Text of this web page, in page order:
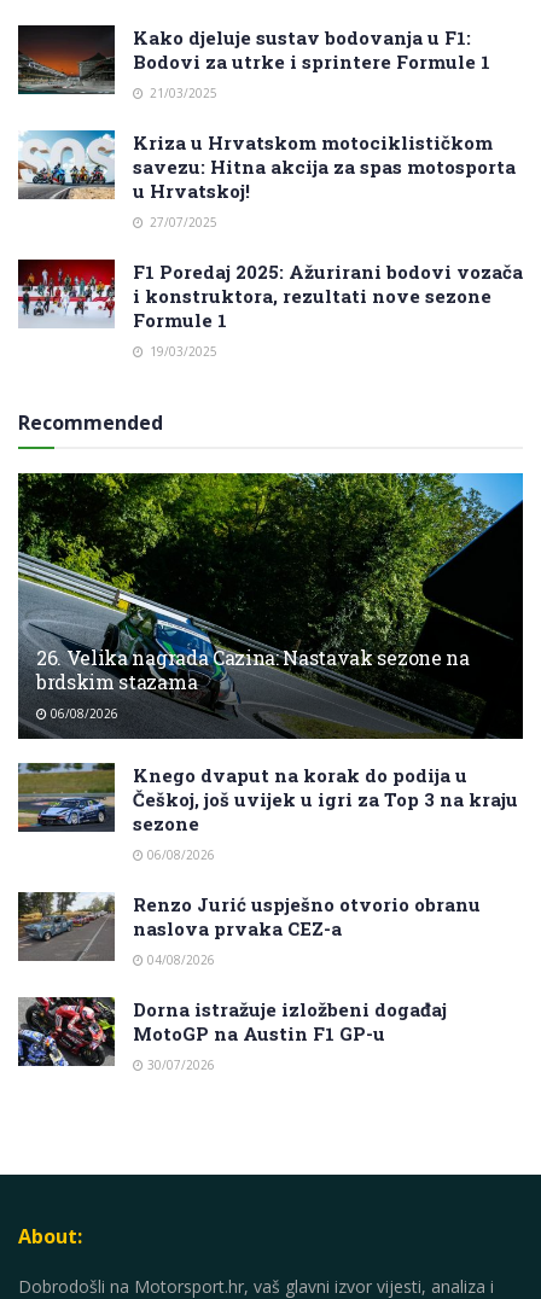
Kako djeluje sustav bodovanja u F1:
Bodovi za utrke i sprintere Formule 1
21/03/2025
Kriza u Hrvatskom motociklističkom
savezu: Hitna akcija za spas motosporta
u Hrvatskoj!
27/07/2025
F1 Poredaj 2025: Ažurirani bodovi vozača
i konstruktora, rezultati nove sezone
Formule 1
19/03/2025
Recommended
26. Velika nagrada Cazina: Nastavak sezone na
brdskim stazama
06/08/2026
Knego dvaput na korak do podija u
Češkoj, još uvijek u igri za Top 3 na kraju
sezone
06/08/2026
Renzo Jurić uspješno otvorio obranu
naslova prvaka CEZ-a
04/08/2026
Dorna istražuje izložbeni događaj
MotoGP na Austin F1 GP-u
30/07/2026
About:
Dobrodošli na Motorsport.hr, vaš glavni izvor vijesti, analiza i